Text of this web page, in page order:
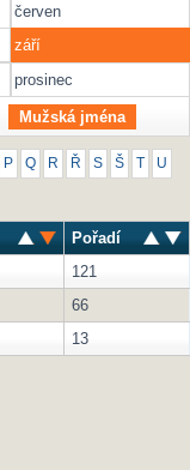
červen
září
prosinec
Mužská jména
P Q R Ř S Š U
Pořadí
121
66
13